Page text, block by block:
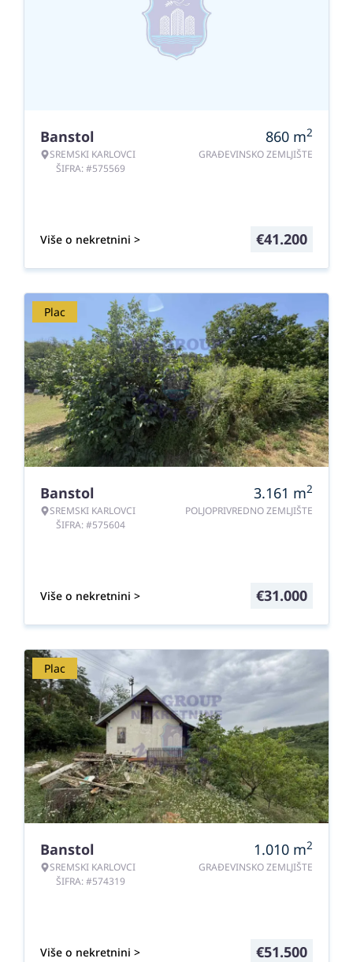
Banstol
SREMSKI KARLOVCI
ŠIFRA: #575569
860 m2
GRAĐEVINSKO ZEMLJIŠTE
Više o nekretnini > €41.200
Plac
Banstol
SREMSKI KARLOVCI
ŠIFRA: #575604
3.161 m2
POLJOPRIVREDNO ZEMLJIŠTE
Više o nekretnini > €31.000
Plac
Banstol
SREMSKI KARLOVCI
ŠIFRA: #574319
1.010 m2
GRAĐEVINSKO ZEMLJIŠTE
Više o nekretnini > €51.500